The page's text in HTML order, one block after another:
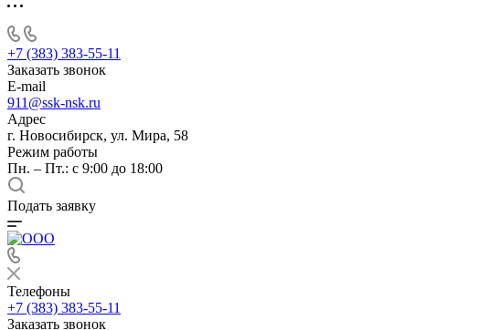
+7 (383) 383-55-11
Заказать звонок
E-mail
911@ssk-nsk.ru
Адрес
г. Новосибирск, ул. Мира, 58
Режим работы
Пн. – Пт.: с 9:00 до 18:00
Подать заявку
Телефоны
+7 (383) 383-55-11
Заказать звонок